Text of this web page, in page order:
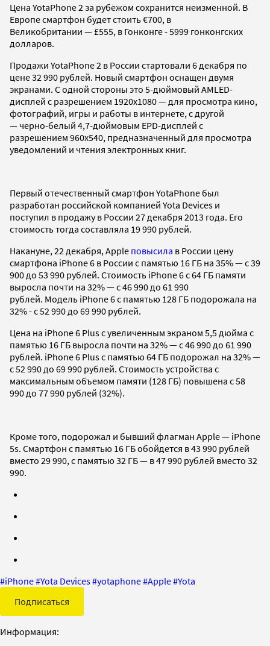
Цена YotaPhone 2 за рубежом сохранится неизменной. В
Европе смартфон будет стоить €700, в
Великобритании — £555, в Гонконге - 5999 гонконгских
долларов.
Продажи YotaPhone 2 в России стартовали 6 декабря по
цене 32 990 рублей. Новый смартфон оснащен двумя
экранами. С одной стороны это 5-дюймовый AMLED-
дисплей с разрешением 1920х1080 — для просмотра кино,
фотографий, игры и работы в интернете, с другой
— черно-белый 4,7-дюймовым EPD-дисплей с
разрешением 960х540, предназначенный для просмотра
уведомлений и чтения электронных книг.
Первый отечественный смартфон YotaPhone был
разработан российской компанией Yota Devices и
поступил в продажу в России 27 декабря 2013 года. Его
стоимость тогда составляла 19 990 рублей.
Накануне, 22 декабря, Apple повысила в России цену
смартфона iPhone 6 в России с памятью 16 ГБ на 35% — с 39
900 до 53 990 рублей. Стоимость iPhone 6 с 64 ГБ памяти
выросла почти на 32% — с 46 990 до 61 990
рублей. Модель iPhone 6 с памятью 128 ГБ подорожала на
32% - с 52 990 до 69 990 рублей.
Цена на iPhone 6 Plus с увеличенным экраном 5,5 дюйма с
памятью 16 ГБ выросла почти на 32% — с 46 990 до 61 990
рублей. iPhone 6 Plus с памятью 64 ГБ подорожал на 32% —
с 52 990 до 69 990 рублей. Стоимость устройства с
максимальным объемом памяти (128 ГБ) повышена с 58
990 до 77 990 рублей (32%).
Кроме того, подорожал и бывший флагман Apple — iPhone
5s. Смартфон с памятью 16 ГБ обойдется в 43 990 рублей
вместо 29 990, с памятью 32 ГБ — в 47 990 рублей вместо 32
990.
#iPhone#Yota Devices#yotaphone#Apple#Yota
Подписаться
Информация: